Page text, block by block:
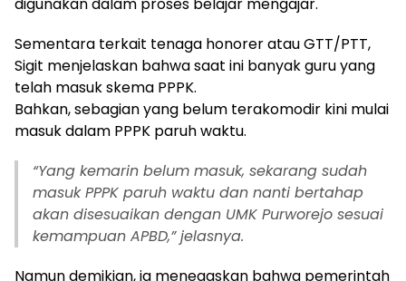
Sementara terkait tenaga honorer atau GTT/PTT,
Sigit menjelaskan bahwa saat ini banyak guru yang
telah masuk skema PPPK.
Bahkan, sebagian yang belum terakomodir kini mulai
masuk dalam PPPK paruh waktu.
“Yang kemarin belum masuk, sekarang sudah
masuk PPPK paruh waktu dan nanti bertahap
akan disesuaikan dengan UMK Purworejo sesuai
kemampuan APBD,” jelasnya.
Namun demikian, ia menegaskan bahwa pemerintah